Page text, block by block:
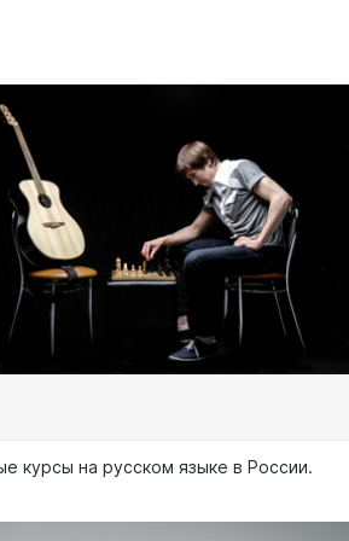
курсы на русском языке в России.